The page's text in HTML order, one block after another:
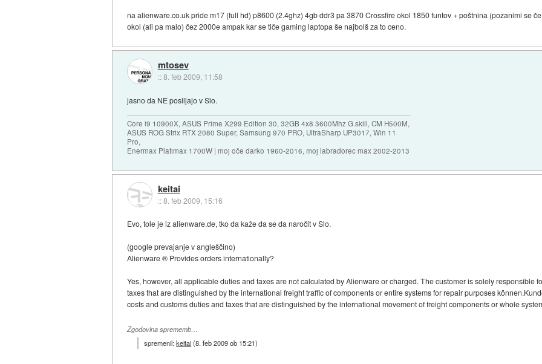
na alienware.co.uk pride m17 (full hd) p8600 (2.4ghz) 4gb ddr3 pa 3870 Crossfire okol 1850 funtov + poštnina (pozanimi se
okol (ali pa malo) čez 2000e ampak kar se tiče gaming laptopa še najbolš za to ceno.
mtosev
::8. feb 2009, 11:58
jasno da NE posiljajo v Slo.
Core i9 10900X, ASUS Prime X299 Edition 30, 32GB 4x8 3600Mhz G.skill, CM H500M,
ASUS ROG Strix RTX 2080 Super, Samsung 970 PRO, UltraSharp UP3017, Win 11
Pro,
Enermax Platimax 1700W | moj oče darko 1960-2016, moj labradorec max 2002-2013
keitai
::8. feb 2009, 15:16
Evo, tole je iz alienware.de, tko da kaže da se da naročit v Slo.
(google prevajanje v angleščino)
Alienware ® Provides orders internationally?
Yes, however, all applicable duties and taxes are not calculated by Alienware or charged. The customer is solely responsible
taxes that are distinguished by the international freight traffic of components or entire systems for repair purposes
costs and customs duties and taxes that are distinguished by the international movement of freight components or whole
Zgodovina sprememb…
spremenil:keitai(8. feb 2009 ob 15:21)